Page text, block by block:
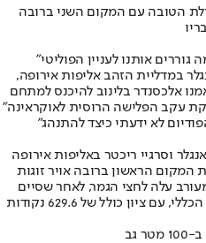
ה-32 ממשיך ביכולת הטובה עם המקום השני ברובה
גוררים אותנו לעניין הפוליטי"
במדליית הזהב אליפות אירופה,
אלכסנדר בלינוב להיכנס למתחם
עקב הפלישה הרוסית לאוקראינה"
לא ידעתי כיצד להתנהג"
וסרגיי ריכטר באליפות אירופה
המקום הראשון ברובה אויר זוגות
• הצמד המעורב עלה לחצי הגמר, לאחר שסיים
כולל של 629.6 נקודות
גב